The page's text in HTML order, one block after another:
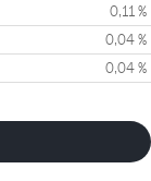
0,11 %
0,04 %
0,04 %